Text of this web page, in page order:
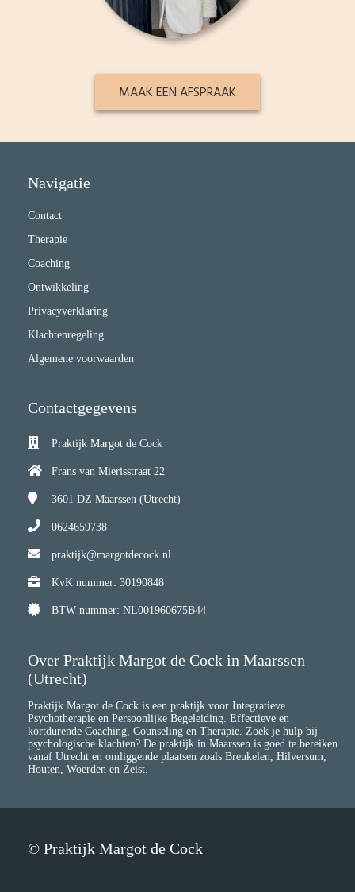
MAAK EEN AFSPRAAK
Navigatie
Contact
Therapie
Coaching
Ontwikkeling
Privacyverklaring
Klachtenregeling
Algemene voorwaarden
Contactgegevens
Praktijk Margot de Cock
Frans van Mierisstraat 22
3601 DZ Maarssen (Utrecht)
0624659738
praktijk@margotdecock.nl
KvK nummer: 30190848
BTW nummer: NL001960675B44
Over Praktijk Margot de Cock in Maarssen
(Utrecht)
Praktijk Margot de Cock is een praktijk voor Integratieve
Psychotherapie en Persoonlijke Begeleiding. Effectieve en
kortdurende Coaching, Counseling en Therapie. Zoek je hulp bij
psychologische klachten? De praktijk in Maarssen is goed te bereiken
vanaf Utrecht en omliggende plaatsen zoals Breukelen, Hilversum,
Houten, Woerden en Zeist.
© Praktijk Margot de Cock